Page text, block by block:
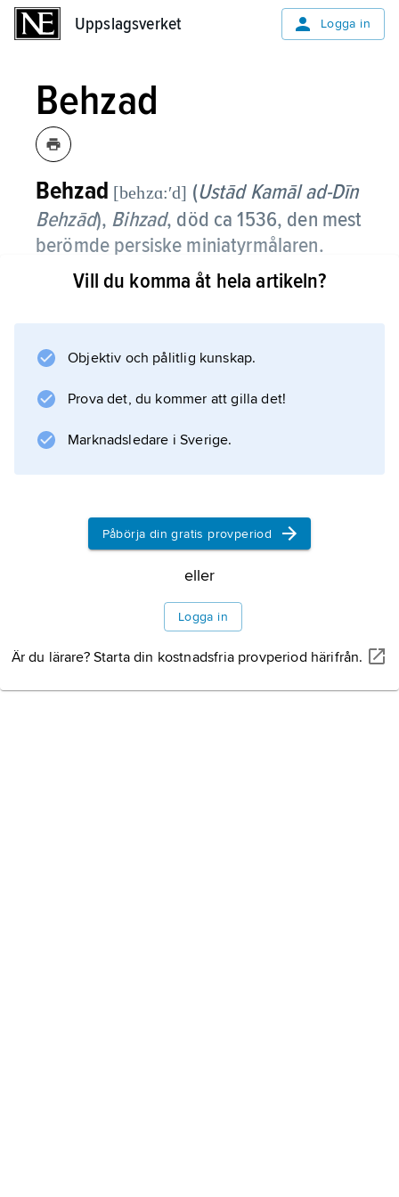
Uppslagsverket Logga in
Behzad
Behzad [behzɑ:ʹd] (Ustād Kamāl ad-Dīn
Behzād), Bihzad, död ca 1536, den mest
berömde persiske miniatyrmålaren.
Behzad stod 1486–1506 i spetsen för Herats
biblioteket i Tabriz ca 1522 och ansvarig för
signerade sällan sina verk, och endast 32
arbeten kan med säkerhet tillskrivas honom,
alla från perioden 1486–95. Hans mästerskap
Information om artikeln
Vill du komma åt hela artikeln?
Objektiv och pålitlig kunskap.
Prova det, du kommer att gilla det!
Marknadsledare i Sverige.
Påbörja din gratis provperiod
eller
Logga in
Är du lärare? Starta din kostnadsfria provperiod härifrån.